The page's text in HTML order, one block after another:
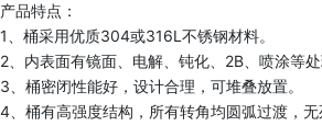
产品特点：
1、桶采用优质304或316L不锈钢材料。
2、内表面有镜面、电解、钝化、2B、喷涂等
3、桶密闭性能好，设计合理，可堆叠放置。
4、桶有高强度结构，所有转角均圆弧过渡，无